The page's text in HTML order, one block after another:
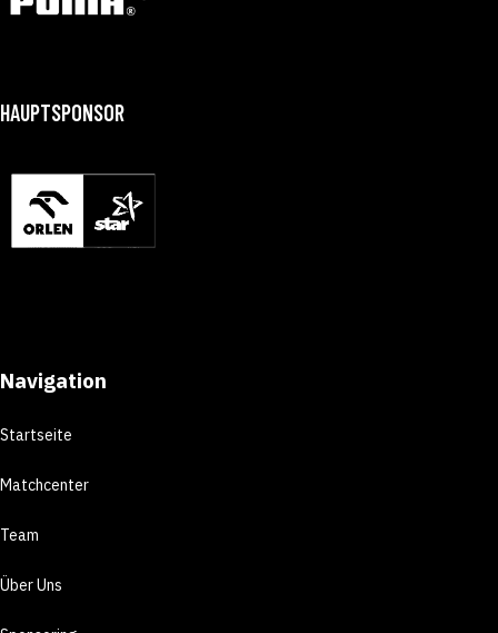
HAUPTSPONSOR
Navigation
Startseite
Matchcenter
Team
Über Uns